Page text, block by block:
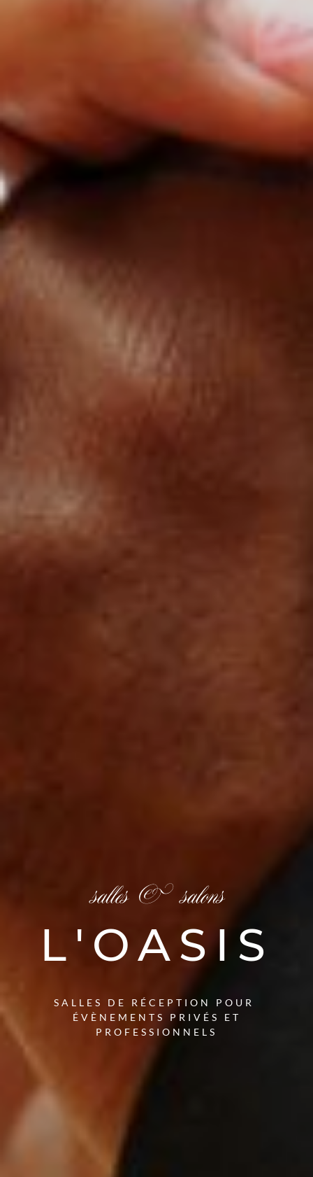
L'OASIS
SALLES DE RÉCEPTION POUR
ÉVÈNEMENTS PRIVÉS ET
PROFESSIONNELS